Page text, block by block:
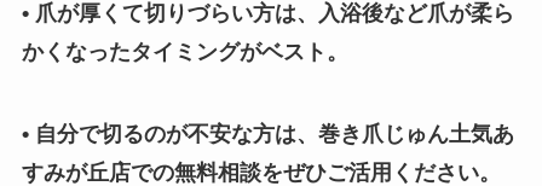
• 爪が厚くて切りづらい方は、入浴後など爪が柔ら
かくなったタイミングがベスト。
• 自分で切るのが不安な方は、巻き爪じゅん土気あ
すみが丘店での無料相談をぜひご活用ください。